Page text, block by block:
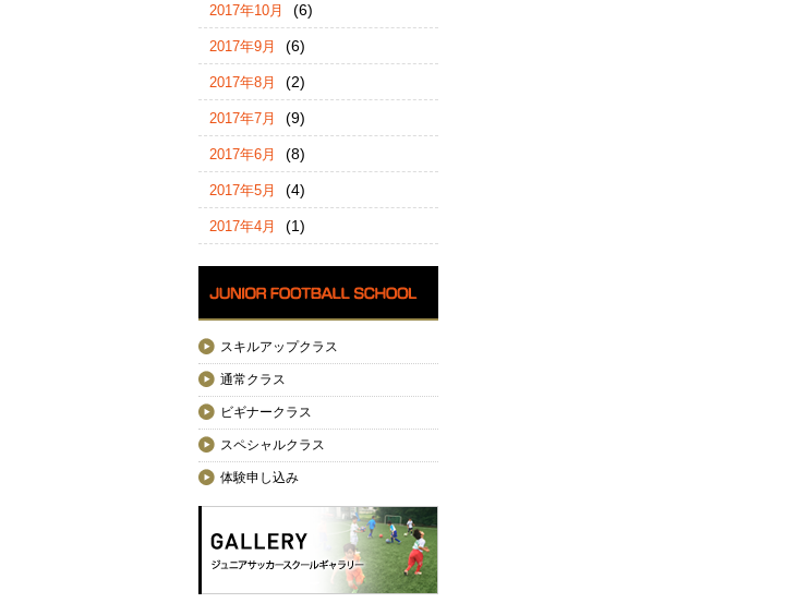
2017年10月 (6)
2017年9月 (6)
2017年8月 (2)
2017年7月 (9)
2017年6月 (8)
2017年5月 (4)
2017年4月 (1)
スキルアップクラス
通常クラス
ビギナークラス
スペシャルクラス
体験申し込み